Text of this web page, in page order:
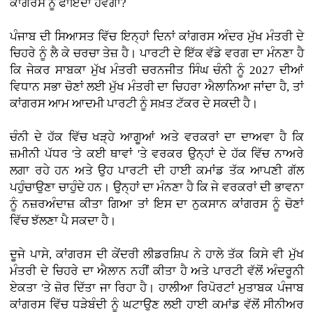
ਕਾਂਗਰਸ ਨੂੰ ਫਾਇਦਾ ਹੋਵੇਗਾ?
ਪੰਜਾਬ ਦੀ ਸਿਆਸਤ ਵਿੱਚ ਇਨ੍ਹਾਂ ਦਿਨਾਂ ਕਾਂਗਰਸ ਅੰਦਰ ਮੁੱਖ ਮੰਤਰੀ ਦੇ
ਚਿਹਰੇ ਨੂੰ ਲੈ ਕੇ ਚਰਚਾ ਤੇਜ਼ ਹੈ। ਪਾਰਟੀ ਦੇ ਇੱਕ ਵੱਡੇ ਵਰਗ ਦਾ ਮੰਨਣਾ ਹੈ
ਕਿ ਜੇਕਰ ਸਾਬਕਾ ਮੁੱਖ ਮੰਤਰੀ ਚਰਨਜੀਤ ਸਿੰਘ ਚੰਨੀ ਨੂੰ 2027 ਦੀਆਂ
ਵਿਧਾਨ ਸਭਾ ਚੋਣਾਂ ਲਈ ਮੁੱਖ ਮੰਤਰੀ ਦਾ ਚਿਹਰਾ ਐਲਾਨਿਆ ਜਾਂਦਾ ਹੈ, ਤਾਂ
ਕਾਂਗਰਸ ਆਮ ਆਦਮੀ ਪਾਰਟੀ ਨੂੰ ਸਖ਼ਤ ਟੱਕਰ ਦੇ ਸਕਦੀ ਹੈ।
ਚੰਨੀ ਦੇ ਹੱਕ ਵਿੱਚ ਖੜ੍ਹੇ ਆਗੂਆਂ ਅਤੇ ਵਰਕਰਾਂ ਦਾ ਦਾਅਵਾ ਹੈ ਕਿ
ਜ਼ਮੀਨੀ ਪੱਧਰ 'ਤੇ ਕਈ ਥਾਵਾਂ 'ਤੇ ਵਰਕਰ ਉਨ੍ਹਾਂ ਦੇ ਹੱਕ ਵਿੱਚ ਨਾਅਰੇ
ਲਗਾ ਰਹੇ ਹਨ ਅਤੇ ਉਹ ਪਾਰਟੀ ਦੀ ਹਾਈ ਕਮਾਂਡ ਤੱਕ ਆਪਣੀ ਗੱਲ
ਪਹੁੰਚਾਉਣਾ ਚਾਹੁੰਦੇ ਹਨ। ਉਨ੍ਹਾਂ ਦਾ ਮੰਨਣਾ ਹੈ ਕਿ ਜੇ ਵਰਕਰਾਂ ਦੀ ਭਾਵਨਾ
ਨੂੰ ਨਜ਼ਰਅੰਦਾਜ਼ ਕੀਤਾ ਗਿਆ ਤਾਂ ਇਸ ਦਾ ਨੁਕਸਾਨ ਕਾਂਗਰਸ ਨੂੰ ਚੋਣਾਂ
ਵਿੱਚ ਝੱਲਣਾ ਪੈ ਸਕਦਾ ਹੈ।
ਦੂਜੇ ਪਾਸੇ, ਕਾਂਗਰਸ ਦੀ ਕੇਂਦਰੀ ਲੀਡਰਸ਼ਿਪ ਨੇ ਹਾਲੇ ਤੱਕ ਕਿਸੇ ਵੀ ਮੁੱਖ
ਮੰਤਰੀ ਦੇ ਚਿਹਰੇ ਦਾ ਐਲਾਨ ਨਹੀਂ ਕੀਤਾ ਹੈ ਅਤੇ ਪਾਰਟੀ ਵੱਲੋਂ ਅੰਦਰੂਨੀ
ਏਕਤਾ 'ਤੇ ਜ਼ੋਰ ਦਿੱਤਾ ਜਾ ਰਿਹਾ ਹੈ। ਹਾਲੀਆ ਰਿਪੋਰਟਾਂ ਮੁਤਾਬਕ ਪੰਜਾਬ
ਕਾਂਗਰਸ ਵਿੱਚ ਧੜੇਬੰਦੀ ਨੂੰ ਘਟਾਉਣ ਲਈ ਹਾਈ ਕਮਾਂਡ ਵੱਲੋਂ ਸੀਨੀਅਰ